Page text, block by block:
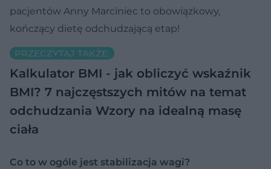
pacjentów Anny Marciniec to obowiązkowy,
kończący dietę odchudzającą etap!
PRZECZYTAJ TAKŻE:
Kalkulator BMI - jak obliczyć wskaźnik
BMI? 7 najczęstszych mitów na temat
odchudzania Wzory na idealną masę
ciała
Co to w ogóle jest stabilizacja wagi?